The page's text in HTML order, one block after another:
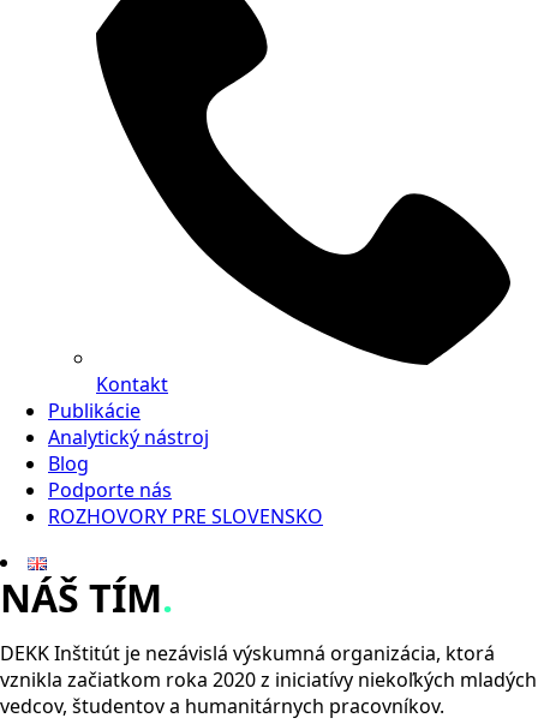
Kontakt
Publikácie
Analytický nástroj
Blog
Podporte nás
ROZHOVORY PRE SLOVENSKO
NÁŠ TÍM.
DEKK Inštitút je nezávislá výskumná organizácia, ktorá
vznikla začiatkom roka 2020 z iniciatívy niekoľkých mladých
vedcov, študentov a humanitárnych pracovníkov.